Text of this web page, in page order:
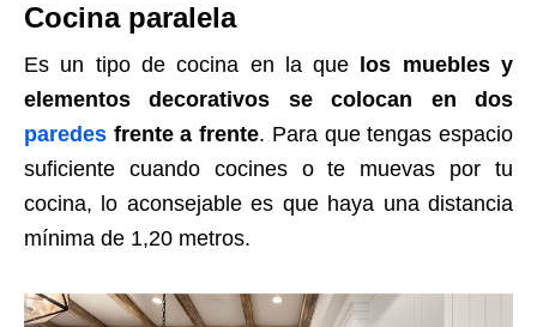
Cocina paralela
Es un tipo de cocina en la que
los muebles y
elementos decorativos se colocan en dos
paredes frente a frente. Para que tengas espacio
suficiente cuando cocines o te muevas por tu
cocina, lo aconsejable es que haya una distancia
mínima de 1,20 metros.